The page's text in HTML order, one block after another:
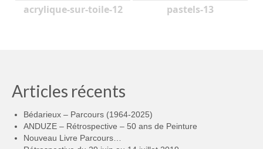
acrylique-sur-toile-12 pastels-13
Articles récents
Bédarieux – Parcours (1964-2025)
ANDUZE – Rétrospective – 50 ans de Peinture
Nouveau Livre Parcours…